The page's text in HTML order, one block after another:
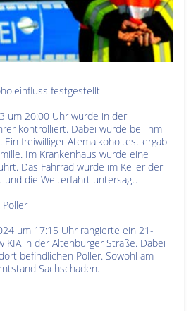
festgestellt
um 20:00 Uhr wurde in der
kontrolliert. Dabei wurde bei ihm
freiwilliger Atemalkoholtest ergab
Im Krankenhaus wurde eine
Das Fahrrad wurde im Keller der
und die Weiterfahrt untersagt.
um 17:15 Uhr rangierte ein 21-
KIA in der Altenburger Straße. Dabei
befindlichen Poller. Sowohl am
Sachschaden.